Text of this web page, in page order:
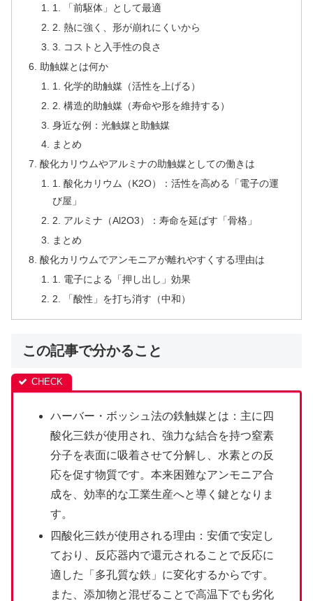
1. 「前駆体」として最適
2. 熱に強く、形が崩れにくいから
3. コストと入手性の良さ
助触媒とは何か
1. 化学的助触媒（活性を上げる）
2. 構造的助触媒（寿命や形を維持する）
身近な例：光触媒と助触媒
まとめ
酸化カリウムやアルミナの助触媒としての働きは
1. 酸化カリウム（K2O）：活性を高める「電子の運
び屋」
2. アルミナ（Al2O3）：寿命を延ばす「骨格」
まとめ
酸化カリウムでアンモニアが離れやすくする理由は
1. 電子による「押し出し」効果
2. 「酸性」を打ち消す（中和）
この記事で分かること
ハーバー・ボッシュ法の鉄触媒とは：主に四
酸化三鉄が使用され、強力な結合を持つ窒素
分子を表面に吸着させて分解し、水素との反
応を促す物質です。本来困難なアンモニア合
成を、効率的な工業生産へと導く鍵となりま
す。
四酸化三鉄が使用される理由：安価で安定し
ており、反応器内で還元されることで反応に
適した「多孔質な鉄」に変化するからです。
また、添加物と混ぜることで高温下でも劣化